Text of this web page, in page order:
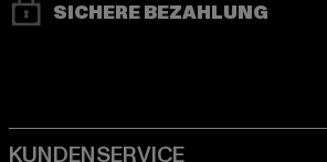
SICHERE BEZAHLUNG